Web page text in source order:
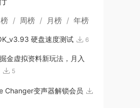
/ 周榜 / 月榜 / 年榜
硬盘速度测试 6
金虚拟资料新玩法，月入
5
Changer变声器解锁会员